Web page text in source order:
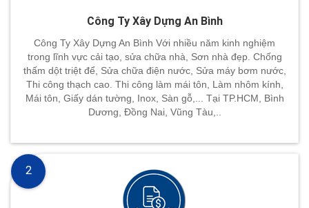
Công Ty Xây Dựng An Bình
Công Ty Xây Dựng An Bình Với nhiều năm kinh nghiệm
trong lĩnh vực cải tạo, sửa chữa nhà, Sơn nhà đẹp. Chống
thấm dột triệt để, Sửa chữa điện nước, Sửa máy bơm nước,
Thi công thạch cao. Thi công làm mái tôn, Làm nhôm kính,
Mái tôn, Giấy dán tường, Inox, Sàn gỗ,... Tại TP.HCM, Bình
Dương, Đồng Nai, Vũng Tàu,..
2